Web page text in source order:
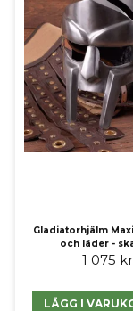
Gladiatorhjälm
och läder -
1 075 kr
LÄGG I